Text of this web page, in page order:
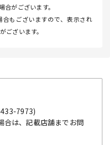
合がございます。
もございますので、表示され
ございます。
7973)
は、記載店舗までお問